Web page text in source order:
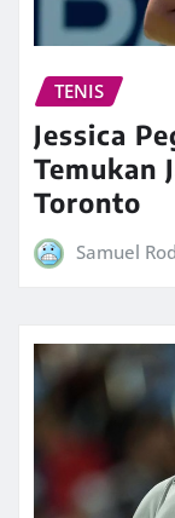
TENIS
Jessica
Temukan
Toronto
Samuel